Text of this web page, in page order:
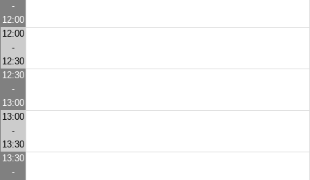
-
12:00
12:00
-
12:30
12:30
-
13:00
13:00
-
13:30
13:30
-